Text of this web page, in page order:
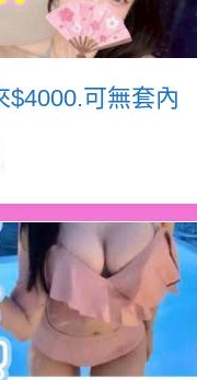
$4000.可無套內